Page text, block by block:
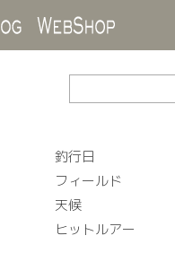
Blog
釣行日
フィールド
天候
ヒットルアー